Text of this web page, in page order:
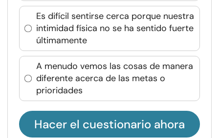
Es difícil sentirse cerca porque nuestra
intimidad física no se ha sentido fuerte
últimamente
A menudo vemos las cosas de manera
diferente acerca de las metas o
prioridades
Hacer el cuestionario ahora